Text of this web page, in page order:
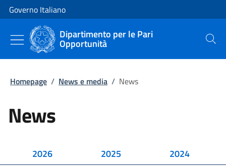
Vai al contenuto
Vai alla navigazione del sito
Governo Italiano
Dipartimento per le Pari
Opportunità Cerca
Homepage / News e media / News
News
2026 2025 2024